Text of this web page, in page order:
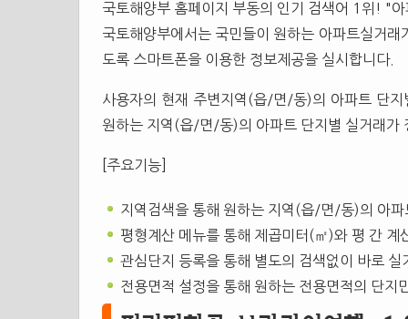
국토해양부 홈페이지 부동의 인기 검색어 1위! "
국토해양부에서는 국민들이 원하는 아파트실거
도록 스마트폰을 이용한 정보제공을 실시합니다.
사용자의 현재 주변지역(읍/면/동)의 아파트 단
원하는 지역(읍/면/동)의 아파트 단지별 실거래가
[주요기능]
지역검색을 통해 원하는 지역(읍/면/동)의 아
평형계산 메뉴를 통해 제곱미터(㎡)와 평 간 계
관심단지 등록을 통해 별도의 검색없이 바로
전용면적 설정을 통해 원하는 전용면적의 단지